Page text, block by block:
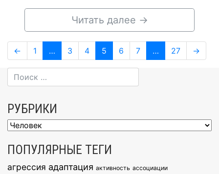
Читать далее →
Навигация
по
записям
← Page
1 … Page
3 Page
4 Page
5 Page
6 Page
7 … Page
27 →
РУБРИКИ
Рубрики
ПОПУЛЯРНЫЕ ТЕГИ
агрессия адаптация активность ассоциации